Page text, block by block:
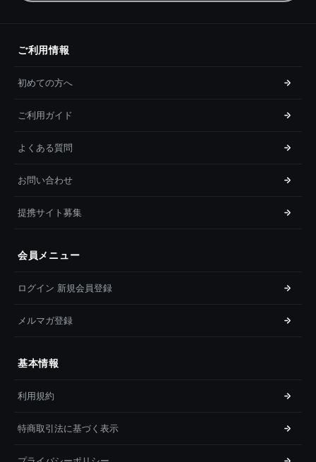
ご利用情報
初めての方へ
ご利用ガイド
よくある質問
お問い合わせ
提携サイト募集
会員メニュー
ログイン 新規会員登録
メルマガ登録
基本情報
利用規約
特商取引法に基づく表示